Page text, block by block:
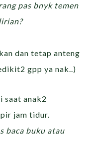
pas bnyk temen
dan tetap anteng
gpp ya nak..)
saat anak2
jam tidur.
baca buku atau